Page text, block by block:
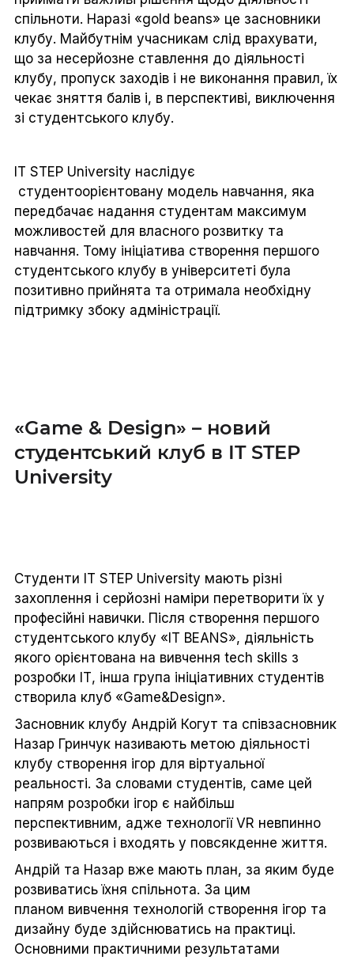
спільноти. Наразі «gold beans» це засновники
клубу. Майбутнім учасникам слід врахувати,
що за несерйозне ставлення до діяльності
клубу, пропуск заходів і не виконання правил, їх
чекає зняття балів і, в перспективі, виключення
зі студентського клубу.
IT STEP University наслідує
студентоорієнтовану модель навчання, яка
передбачає надання студентам максимум
можливостей для власного розвитку та
навчання. Тому ініціатива створення першого
студентського клубу в університеті була
позитивно прийнята та отримала необхідну
підтримку збоку адміністрації.
«Game & Design» – новий
студентський клуб в IT STEP
University
Студенти IT STEP University мають різні
захоплення і серйозні наміри перетворити їх у
професійні навички. Після створення першого
студентського клубу «IT BEANS», діяльність
якого орієнтована на вивчення tech skills з
розробки ІТ, інша група ініціативних студентів
створила клуб «Game&Design».
Засновник клубу Андрій Когут та співзасновник
Назар Гринчук називають метою діяльності
клубу створення ігор для віртуальної
реальності. За словами студентів, саме цей
напрям розробки ігор є найбільш
перспективним, адже технології VR невпинно
розвиваються і входять у повсякденне життя.
Андрій та Назар вже мають план, за яким буде
розвиватись їхня спільнота. За цим
планом вивчення технологій створення ігор та
дизайну буде здійснюватись на практиці.
Основними практичними результатами